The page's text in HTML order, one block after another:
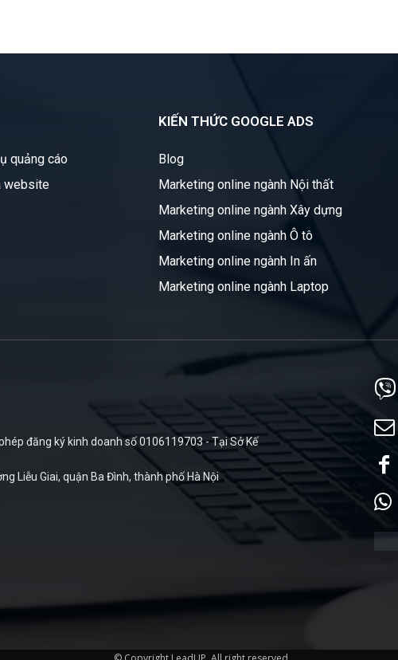
quảng cáo
website
KIẾN THỨC GOOGLE ADS
Blog
Marketing online ngành Nội thất
Marketing online ngành Xây dựng
Marketing online ngành Ô tô
Marketing online ngành In ấn
Marketing online ngành Laptop
đăng ký kinh doanh số 0106119703 - Tại Sở Kế
Liễu Giai, quận Ba Đình, thành phố Hà Nội